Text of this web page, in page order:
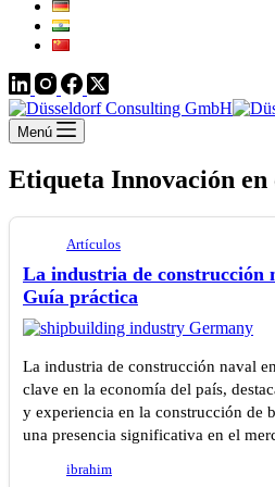
Menú
Etiqueta Innovación
Artículos
La industria de construcción
Guía práctica
La industria de construcción naval
clave en la economía del país,
y experiencia en la construcción de
una presencia significativa en el
ibrahim